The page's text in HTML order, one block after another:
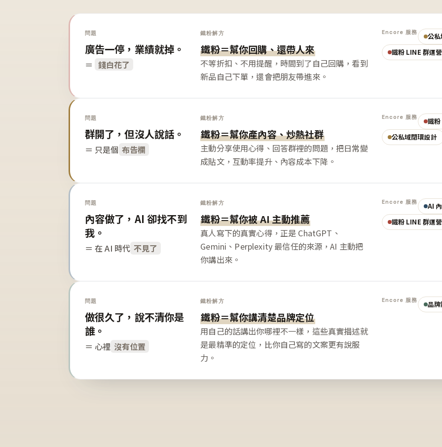
問題
廣告一停，業績就掉。
＝ 錢白花了
鐵粉解方
鐵粉＝幫你回購、還帶人來
不等折扣、不用提醒，時間到了自己回購，看到
新品自己下單，還會把朋友帶進來。
Encore 服務
公
鐵粉 LINE 群運營
問題
群開了，但沒人說話。
＝ 只是個 布告欄
鐵粉解方
鐵粉＝幫你產內容、炒熱社群
主動分享使用心得、回答群裡的問題，把日常變
成貼文，互動率提升、內容成本下降。
Encore 服務
鐵
公私域閉環設計
問題
內容做了，AI 卻找不到
我。
＝ 在 AI 時代 不見了
鐵粉解方
鐵粉＝幫你被 AI 主動推薦
真人寫下的真實心得，正是 ChatGPT、
Gemini、Perplexity 最信任的來源，AI 主動把
你講出來。
Encore 服務
AI
鐵粉 LINE 群運營
問題
做很久了，說不清你是
誰。
＝ 心裡 沒有位置
鐵粉解方
鐵粉＝幫你講清楚品牌定位
用自己的話講出你哪裡不一樣，這些真實描述就
是最精準的定位，比你自己寫的文案更有說服
力。
Encore 服務 品